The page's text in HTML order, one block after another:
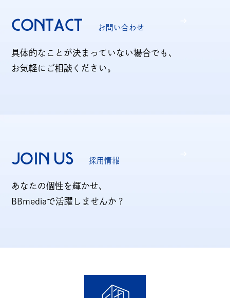
CONTACT お問い合わせ
具体的なことが決まっていない場合でも、
お気軽にご相談ください。
JOIN US 採用情報
あなたの個性を輝かせ、
BBmediaで活躍しませんか？